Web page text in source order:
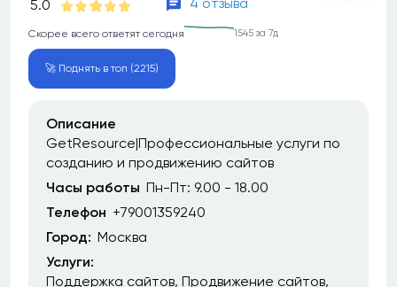
5.0
Скорее всего ответят сегодня 1545 за 7д
🚀 Поднять в топ (2215)
Описание
GetResource|Профессиональные услуги по
созданию и продвижению сайтов
Часы работы Пн-Пт: 9.00 - 18.00
Телефон +79001359240
Город: Москва
Услуги:
Поддержка сайтов Продвижение сайтов